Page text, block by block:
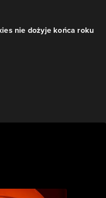
nie dożyje końca roku